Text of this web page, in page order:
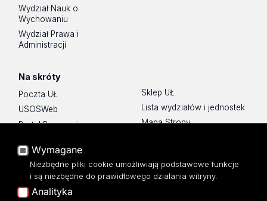
Wydział Nauk o
Wychowaniu
Wydział Prawa i
Administracji
Na skróty
Poczta UŁ
USOSWeb
Portal Pracowniczy
Platforma e-learningowa
Moodle
Eksperci UŁ
Polityka Prywatności
Sklep UŁ
Lista wydziałów i jednostek
Mapa Strony
Wymagane
Niezbędne pliki cookie umożliwiają podstawowe funkcje
i są niezbędne do prawidłowego działania witryny.
Analityka